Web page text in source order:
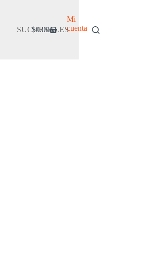
SUCURSALES
Carro
$0.00
Mi
cuenta